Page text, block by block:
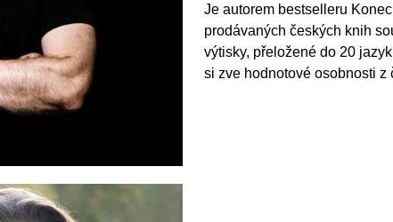
Je autorem bestselleru
prodávaných českých knih
výtisky, přeložené do 20
si zve hodnotové osobnosti z